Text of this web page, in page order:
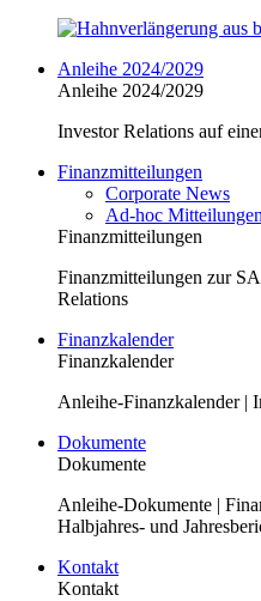
Anleihe 2024/2029
Anleihe 2024/2029
Investor Relations auf
Finanzmitteilungen
Corporate News
Ad-hoc Mitteilungen
Finanzmitteilungen
Finanzmitteilungen zur
Relations
Finanzkalender
Finanzkalender
Anleihe-Finanzkalender |
Dokumente
Dokumente
Anleihe-Dokumente |
Halbjahres- und
Kontakt
Kontakt